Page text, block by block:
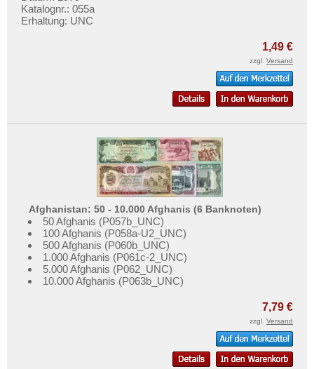
Katalognr.: 055a
Erhaltung: UNC
1,49 €
zzgl. Versand
Afghanistan: 50 - 10.000 Afghanis (6 Banknoten)
50 Afghanis (P057b_UNC)
100 Afghanis (P058a-U2_UNC)
500 Afghanis (P060b_UNC)
1.000 Afghanis (P061c-2_UNC)
5.000 Afghanis (P062_UNC)
10.000 Afghanis (P063b_UNC)
7,79 €
zzgl. Versand